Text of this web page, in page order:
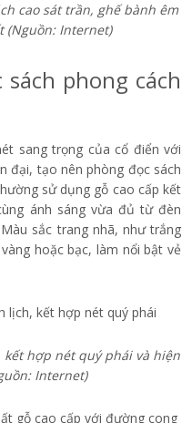
cao sát trần, ghế bành êm
(Nguồn: Internet)
phong cách
sang trọng của cổ điển với
đại, tạo nên phòng đọc sách
sử dụng gỗ cao cấp kết
ánh sáng vừa đủ từ đèn
sắc trang nhã, như trắng
hoặc bạc, làm nổi bật vẻ
hợp nét quý phái và hiện
Internet)